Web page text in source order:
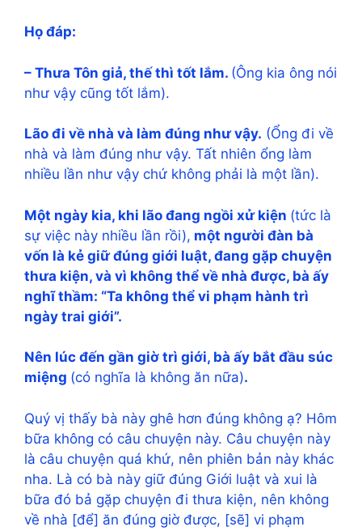
Họ đáp:
– Thưa Tôn giả, thế thì tốt lắm. (Ông kia ông nói
như vậy cũng tốt lắm).
Lão đi về nhà và làm đúng như vậy. (Ổng đi về
nhà và làm đúng như vậy. Tất nhiên ổng làm
nhiều lần như vậy chứ không phải là một lần).
Một ngày kia, khi lão đang ngồi xử kiện (tức là
sự việc này nhiều lần rồi), một người đàn bà
vốn là kẻ giữ đúng giới luật, đang gặp chuyện
thưa kiện, và vì không thể về nhà được, bà ấy
nghĩ thầm: “Ta không thể vi phạm hành trì
ngày trai giới”.
Nên lúc đến gần giờ trì giới, bà ấy bắt đầu súc
miệng (có nghĩa là không ăn nữa).
Quý vị thấy bà này ghê hơn đúng không ạ? Hôm
bữa không có câu chuyện này. Câu chuyện này
là câu chuyện quá khứ, nên phiên bản này khác
nha. Là có bà này giữ đúng Giới luật và xui là
bữa đó bả gặp chuyện đi thưa kiện, nên không
về nhà [để] ăn đúng giờ được, [sẽ] vi phạm